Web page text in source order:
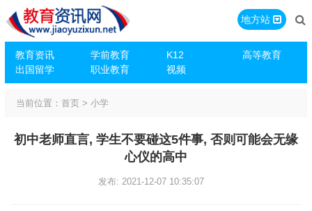
教育资讯 学前教育 K12
高等教育
出国留学
职业教育 视频
地方站
当前位置： 首页> 小学
初中老师直言, 学生不要碰这5件事, 否则可能会无缘
心仪的高中
发布: 2021-12-07 10:35:07